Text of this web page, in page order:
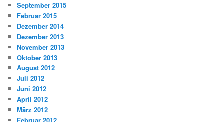
September 2015
Februar 2015
Dezember 2014
Dezember 2013
November 2013
Oktober 2013
August 2012
Juli 2012
Juni 2012
April 2012
März 2012
Februar 2012